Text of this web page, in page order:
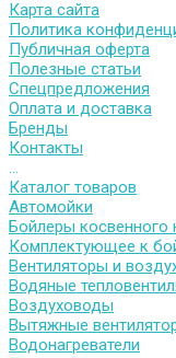
Карта сайта
Политика
Публичная оферта
Полезные статьи
Спецпредложения
Оплата и доставка
Бренды
Контакты
...
Каталог товаров
Автомойки
Бойлеры косвенного
Комплектующее к
Вентиляторы и
Водяные
Воздуховоды
Вытяжные
Водонагреватели